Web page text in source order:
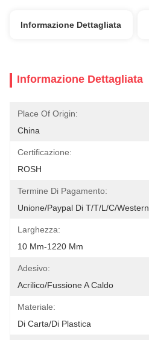
Informazione Dettagliata
Informazione Dettagliata
Place Of Origin:
China
Certificazione:
ROSH
Termine Di Pagamento:
Unione/Paypal Di T/T/L/C/Western
Larghezza:
10 Mm-1220 Mm
Adesivo:
Acrilico/Fussione A Caldo
Materiale:
Di Carta/di Plastica